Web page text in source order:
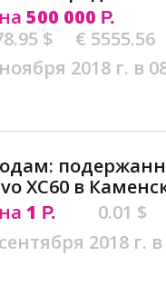
500 000 Р.
$
€ 5555.56
2018 г. в
XC60 в
1 Р.
0.01 $
2018 г.